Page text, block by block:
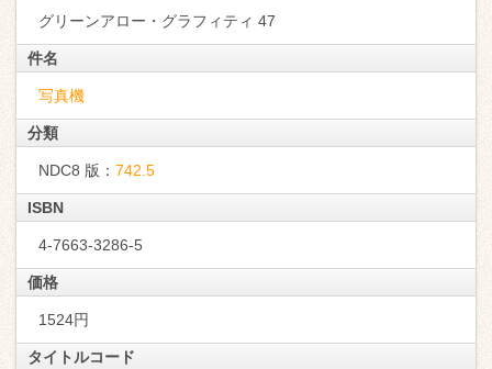
グリーンアロー・グラフィティ 47
件名
写真機
分類
NDC8 版： 742.5
ISBN
4-7663-3286-5
価格
1524円
タイトルコード